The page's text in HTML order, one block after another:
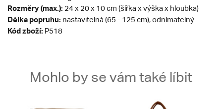
Rozměry (max.): 24 x 20 x 10 cm (šířka x výška x hloubka)
Délka popruhu: nastavitelná (65 - 125 cm), odnímatelný
Kód zboží: P518
Mohlo by se vám také líbit